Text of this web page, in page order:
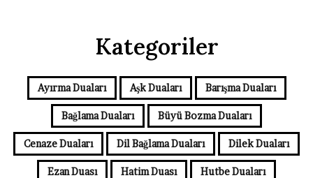
Kategoriler
Ayırma Duaları Aşk Duaları Barışma Duaları
Bağlama Duaları Büyü Bozma Duaları
Cenaze Duaları Dil Bağlama Duaları Dilek Duaları
Ezan Duası Hatim Duası Hutbe Duaları